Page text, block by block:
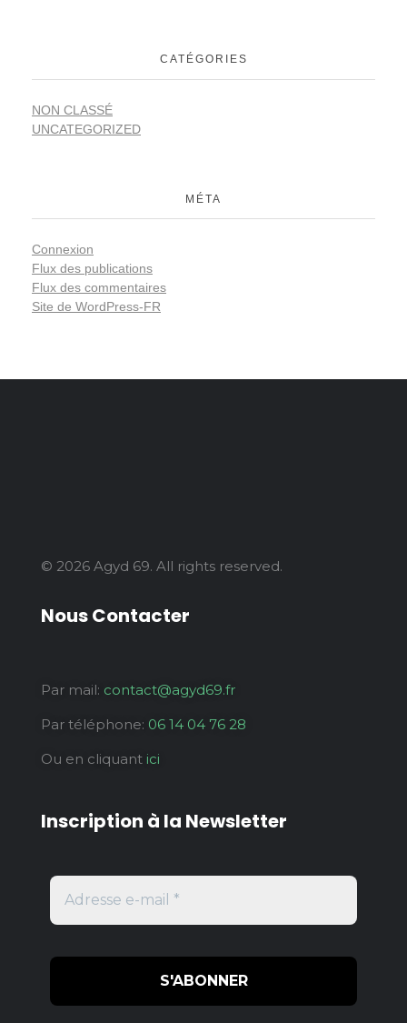
CATÉGORIES
NON CLASSÉ
UNCATEGORIZED
MÉTA
Connexion
Flux des publications
Flux des commentaires
Site de WordPress-FR
© 2026 Agyd 69. All rights reserved.
Nous Contacter
Par mail: contact@agyd69.fr
Par téléphone: 06 14 04 76 28
Ou en cliquant ici
Inscription à la Newsletter